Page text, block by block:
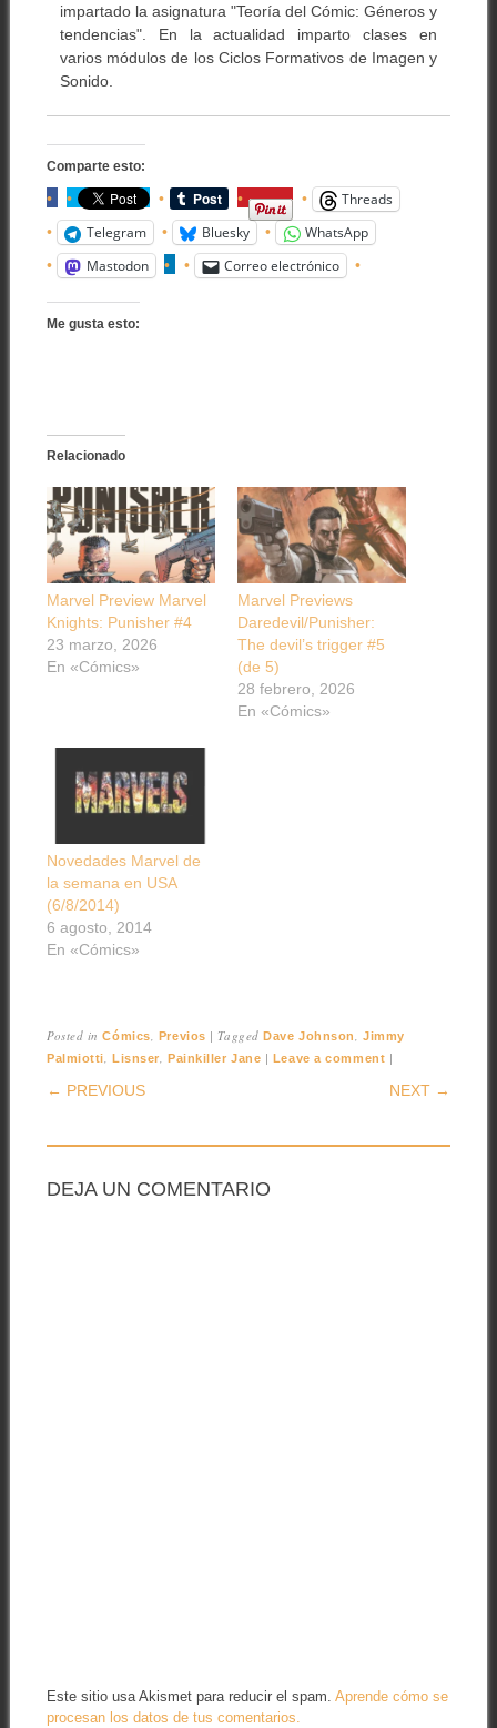
impartado la asignatura "Teoría del Cómic: Géneros y
tendencias". En la actualidad imparto clases en
varios módulos de los Ciclos Formativos de Imagen y
Sonido.
Comparte esto:
Threads
Telegram
Bluesky
WhatsApp
Mastodon
Correo electrónico
Me gusta esto:
Relacionado
Marvel Preview Marvel
Knights: Punisher #4
23 marzo, 2026
En «Cómics»
Marvel Previews
Daredevil/Punisher:
The devil’s trigger #5
(de 5)
28 febrero, 2026
En «Cómics»
Novedades Marvel de
la semana en USA
(6/8/2014)
6 agosto, 2014
En «Cómics»
Posted inCómics, Previos |TaggedDave Johnson, Jimmy
Palmiotti,Lisnser, Painkiller Jane | Leave a comment |
POST NAVIGATION
← PREVIOUS NEXT →
DEJA UN COMENTARIO
Este sitio usa Akismet para reducir el spam. Aprende cómo se
procesan los datos de tus comentarios.